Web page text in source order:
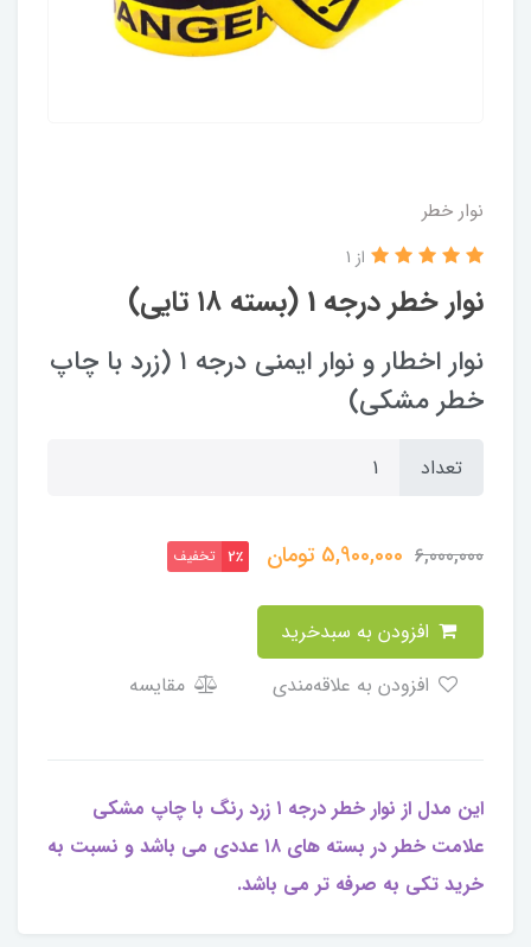
نوار خطر
نوار خطر درجه 1 (بسته ۱۸ تایی)
از 1
نوار اخطار و نوار ایمنی درجه ۱ (زرد با چاپ
خطر مشکی)
تعداد
6,000,000
5,900,000 تومان 2٪ تخفیف
مقایسه
این مدل از نوار خطر درجه ۱ زرد رنگ با چاپ مشکی
علامت خطر در بسته های ۱۸ عددی می باشد و نسبت به
خرید تکی به صرفه تر می باشد.